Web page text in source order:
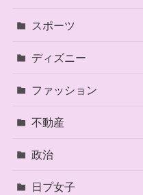
スポーツ
ディズニー
ファッション
不動産
政治
日プ女子